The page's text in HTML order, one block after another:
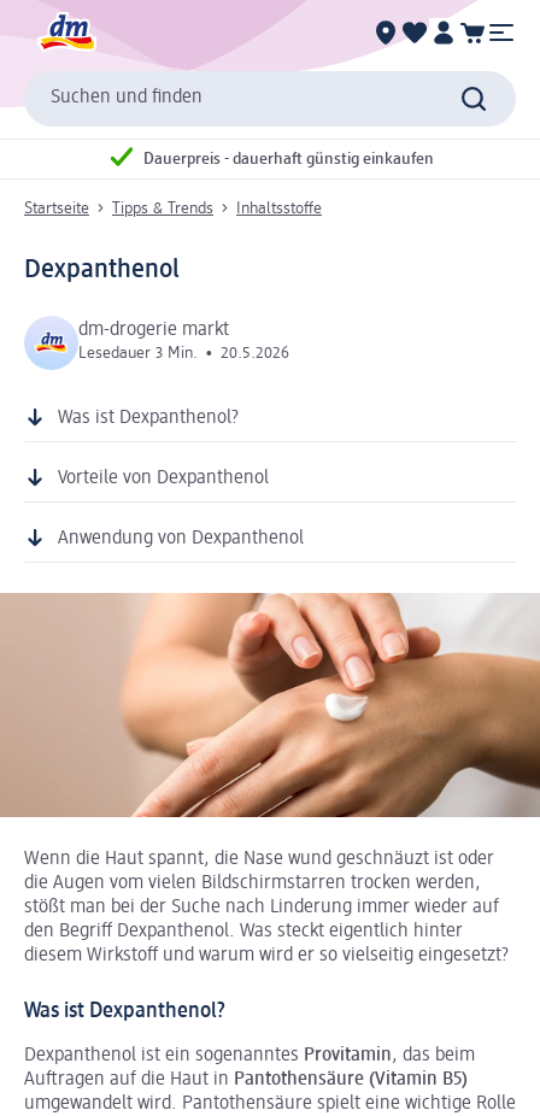
Suchen und finden
Dauerpreis - dauerhaft günstig einkaufen
Startseite Tipps & Trends Inhaltsstoffe
Dexpanthenol
dm-drogerie markt
Lesedauer 3 Min. • 20.5.2026
Was ist Dexpanthenol?
Vorteile von Dexpanthenol
Anwendung von Dexpanthenol
Wenn die Haut spannt, die Nase wund geschnäuzt ist oder
die Augen vom vielen Bildschirmstarren trocken werden,
stößt man bei der Suche nach Linderung immer wieder auf
den Begriff Dexpanthenol. Was steckt eigentlich hinter
diesem Wirkstoff und warum wird er so vielseitig eingesetzt?
Was ist Dexpanthenol?
Dexpanthenol ist ein sogenanntes Provitamin, das beim
Auftragen auf die Haut in Pantothensäure (Vitamin B5)
umgewandelt wird. Pantothensäure spielt eine wichtige Rolle